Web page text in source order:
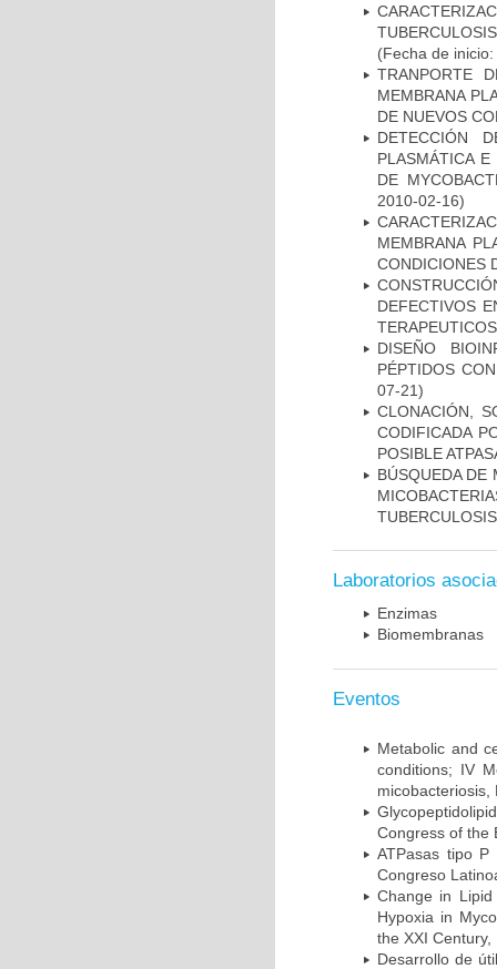
(Fecha de
TRANPORTE
MEMBRANA
DE NUEVOS
DETECCIÓN
PLASMÁTICA
DE
2010-02-16)
MEMBRANA
CONDICIONES
DEFECTIVOS
DISEÑO
PÉPTIDOS
07-21)
CLONACIÓN,
CODIFICADA
POSIBLE
BÚSQUEDA DE
Laboratorios
Enzimas
Biomembranas
Eventos
Metabolic and
conditions; IV
micobacteriosis,
Congress of the
ATPasas tipo P
Congreso
Change in
Hypoxia in
the XXI
Desarrollo de